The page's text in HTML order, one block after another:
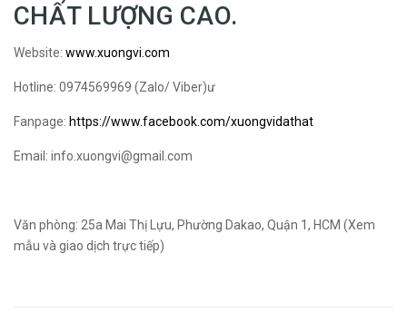
CHẤT LƯỢNG CAO.
Website: www.xuongvi.com
Hotline: 0974569969 (Zalo/ Viber)ư
Fanpage: https://www.facebook.com/xuongvidathat
Email: info.xuongvi@gmail.com
Văn phòng: 25a Mai Thị Lựu, Phường Dakao, Quận 1, HCM (Xem
mẫu và giao dịch trực tiếp)